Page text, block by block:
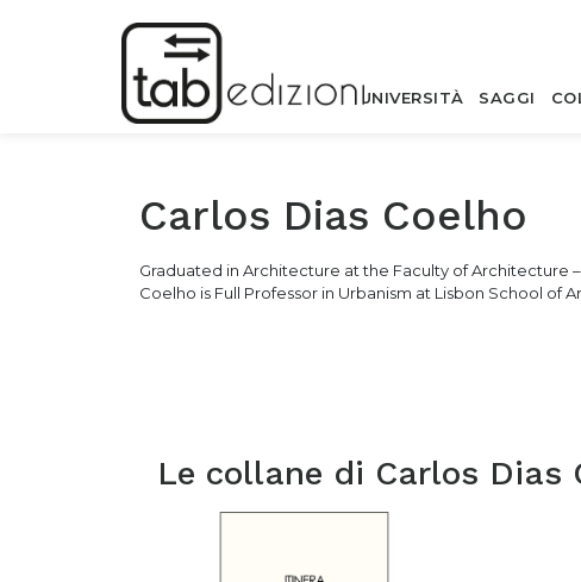
UNIVERSITÀ SAGGI
Carlos Dias Coelho
Graduated in Architecture at the Faculty of Architecture –
Coelho is Full Professor in Urbanism at Lisbon School
Le collane di Carlos Dias